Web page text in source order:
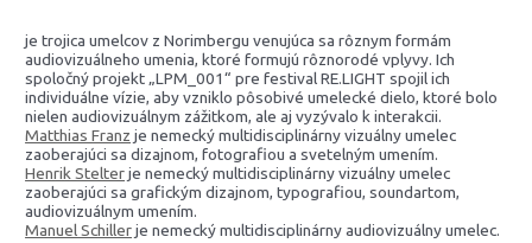
je trojica umelcov z Norimbergu venujúca sa rôznym formám
audiovizuálneho umenia, ktoré formujú rôznorodé vplyvy. Ich
spoločný projekt „LPM_001“ pre festival RE.LIGHT spojil ich
individuálne vízie, aby vzniklo pôsobivé umelecké dielo, ktoré bolo
nielen audiovizuálnym zážitkom, ale aj vyzývalo k interakcii.
Matthias Franz je nemecký multidisciplinárny vizuálny umelec
zaoberajúci sa dizajnom, fotografiou a svetelným umením.
Henrik Stelterje nemecký multidisciplinárny vizuálny umelec
zaoberajúci sa grafickým dizajnom, typografiou, soundartom,
audiovizuálnym umením.
Manuel Schillerje nemecký multidisciplinárny audiovizuálny umelec.